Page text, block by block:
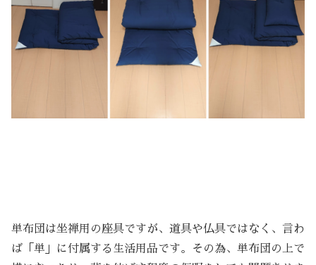
単布団は坐禅用の座具ですが、道具や仏具ではなく、言わ
ば「単」に付属する生活用品です。その為、単布団の上で